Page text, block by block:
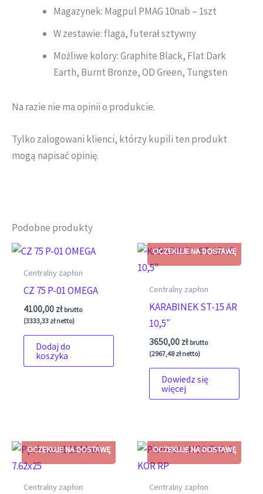
Magazynek: Magpul PMAG 10nab – 1szt
W zestawie: flaga, futerał sztywny
Możliwe kolory: Graphite Black, Flat Dark
Earth, Burnt Bronze, OD Green, Tungsten
Na razie nie ma opinii o produkcie.
Tylko zalogowani klienci, którzy kupili ten produkt
mogą napisać opinię.
Podobne produkty
Centralny zapłon
CZ 75 P-01 OMEGA
4100,00 zł brutto
(3333,33 złnetto)
Dodaj do
koszyka
Centralny zapłon
KARABINEK ST-15 AR
10,5″
3650,00 zł brutto
(2967,48złnetto)
Dowiedz się
więcej
Centralny zapłon Centralny zapłon